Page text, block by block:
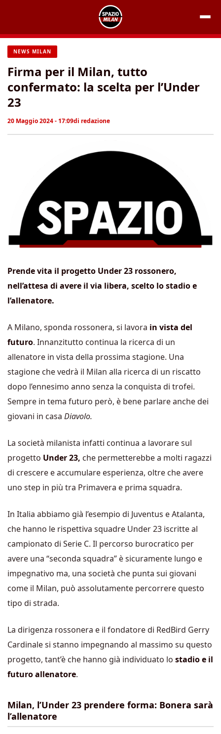
contenuto
NEWS MILAN
Firma per il Milan, tutto
confermato: la scelta per l’Under
23
20 Maggio 2024 - 17:09di redazione
Prende vita il progetto Under 23 rossonero,
nell’attesa di avere il via libera, scelto lo stadio e
l’allenatore.
A Milano, sponda rossonera, si lavora in vista del
futuro. Innanzitutto continua la ricerca di un
allenatore in vista della prossima stagione. Una
stagione che vedrà il Milan alla ricerca di un riscatto
dopo l’ennesimo anno senza la conquista di trofei.
Sempre in tema futuro però, è bene parlare anche dei
giovani in casa Diavolo.
La società milanista infatti continua a lavorare sul
progetto Under 23, che permetterebbe a molti ragazzi
di crescere e accumulare esperienza, oltre che avere
uno step in più tra Primavera e prima squadra.
In Italia abbiamo già l’esempio di Juventus e Atalanta,
che hanno le rispettiva squadre Under 23 iscritte al
campionato di Serie C. Il percorso burocratico per
avere una “seconda squadra” è sicuramente lungo e
impegnativo ma, una società che punta sui giovani
come il Milan, può assolutamente percorrere questo
tipo di strada.
La dirigenza rossonera e il fondatore di RedBird Gerry
Cardinale si stanno impegnando al massimo su questo
progetto, tant’è che hanno già individuato lo stadio e il
futuro allenatore.
Milan, l’Under 23 prendere forma: Bonera sarà
l’allenatore